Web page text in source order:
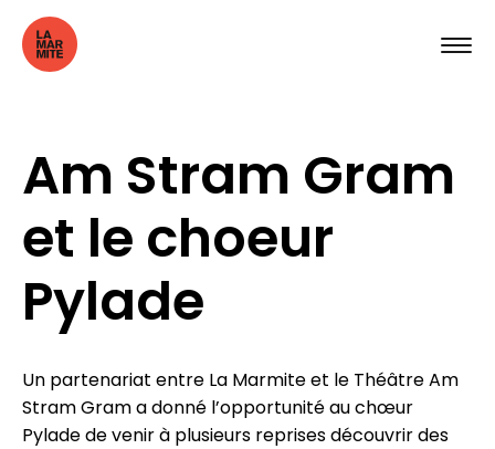
Am Stram Gram
et le choeur
Pylade
Un partenariat entre La Marmite et le Théâtre Am
Stram Gram a donné l’opportunité au chœur
Pylade de venir à plusieurs reprises découvrir des